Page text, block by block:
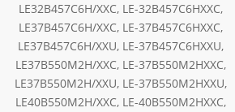
LE32B457C6H/XXC, LE-32B457C6HXXC,
LE37B457C6H/XXC, LE-37B457C6HXXC,
LE37B457C6H/XXU, LE-37B457C6HXXU,
LE37B550M2H/XXC, LE-37B550M2HXXC,
LE37B550M2H/XXU, LE-37B550M2HXXU,
LE40B550M2H/XXC, LE-40B550M2HXXC,